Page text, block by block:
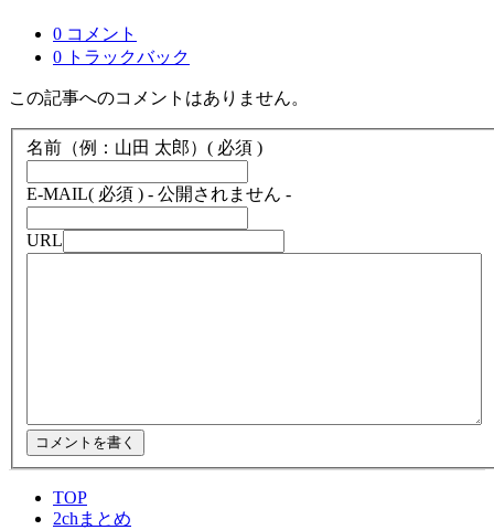
0 コメント
0 トラックバック
この記事へのコメントはありません。
名前（例：山田 太郎） ( 必須 )
E-MAIL( 必須 ) - 公開されません -
URL
TOP
2chまとめ